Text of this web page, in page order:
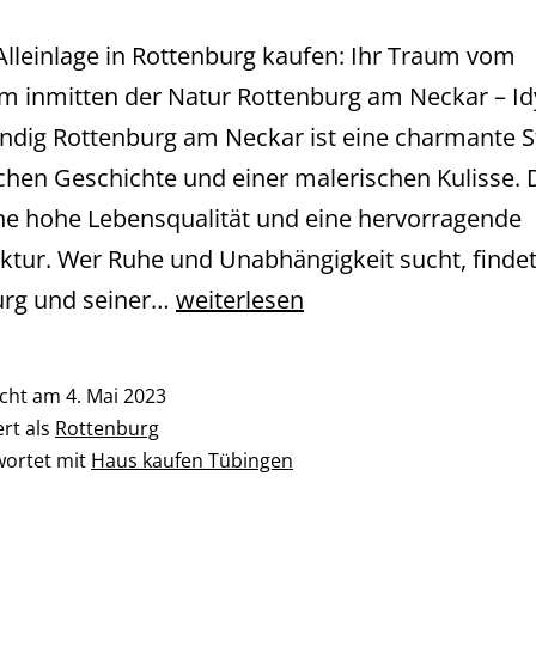
in Rottenburg kaufen: Ihr Traum vom
inmitten der Natur Rottenburg am Neckar –
Rottenburg am Neckar ist eine charmante
Geschichte und einer malerischen Kulisse.
hohe Lebensqualität und eine hervorragende
Wer Ruhe und Unabhängigkeit sucht,
und seiner… Rottenburg
kaufen
weiterlesen
am 4. Mai 2023
als Rottenburg
mit Haus kaufen Tübingen